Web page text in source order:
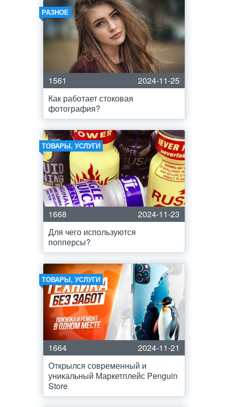
РАЗНОЕ
1561
2024-11-25
Как работает стоковая
фотография?
ТОВАРЫ, УСЛУГИ
1668
2024-11-23
Для чего используются
попперсы?
ТОВАРЫ, УСЛУГИ
1664
2024-11-21
Открылся современный и
уникальный Маркетплейс Penguin
Store